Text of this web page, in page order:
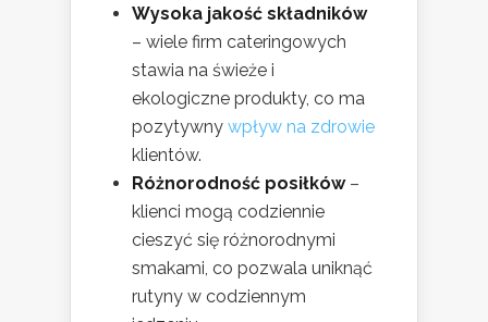
Wysoka jakość składników
– wiele firm cateringowych
stawia na świeże i
ekologiczne produkty, co ma
pozytywny wpływ na zdrowie
klientów.
Różnorodność posiłków–
klienci mogą codziennie
cieszyć się różnorodnymi
smakami, co pozwala uniknąć
rutyny w codziennym